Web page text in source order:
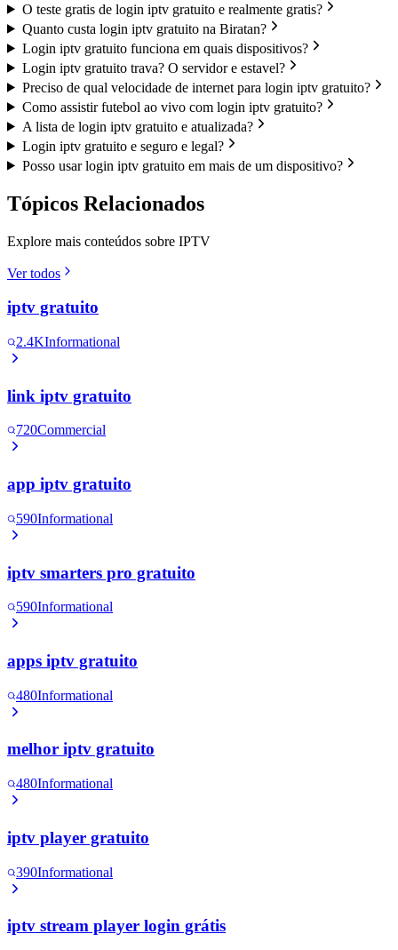
O teste gratis de login iptv gratuito e realmente gratis?
Quanto custa login iptv gratuito na Biratan?
Login iptv gratuito funciona em quais dispositivos?
Login iptv gratuito trava? O servidor e estavel?
Preciso de qual velocidade de internet para login iptv gratuito?
Como assistir futebol ao vivo com login iptv gratuito?
A lista de login iptv gratuito e atualizada?
Login iptv gratuito e seguro e legal?
Posso usar login iptv gratuito em mais de um dispositivo?
Tópicos Relacionados
Explore mais conteúdos sobre IPTV
Ver todos
iptv gratuito
2.4KInformational
link iptv gratuito
720Commercial
app iptv gratuito
590Informational
iptv smarters pro gratuito
590Informational
apps iptv gratuito
480Informational
melhor iptv gratuito
480Informational
iptv player gratuito
390Informational
iptv stream player login grátis